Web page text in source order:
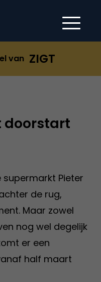
van ZIGT
doorstart
supermarkt Pieter
de rug,
Maar zowel
nog wel degelijk
er een
half maart